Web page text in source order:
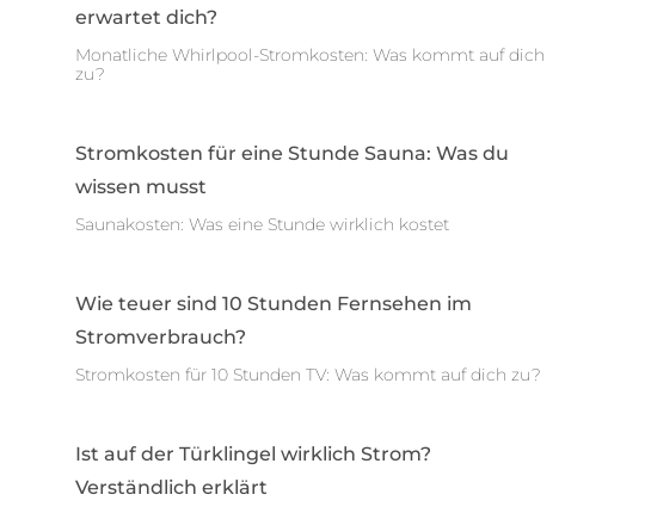
erwartet dich?
Monatliche Whirlpool-Stromkosten: Was kommt auf dich
zu?
Stromkosten für eine Stunde Sauna: Was du
wissen musst
Saunakosten: Was eine Stunde wirklich kostet
Wie teuer sind 10 Stunden Fernsehen im
Stromverbrauch?
Stromkosten für 10 Stunden TV: Was kommt auf dich zu?
Ist auf der Türklingel wirklich Strom?
Verständlich erklärt